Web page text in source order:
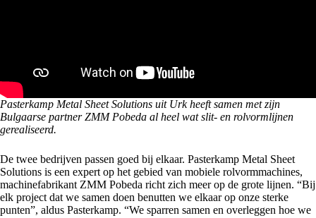
Pasterkamp Metal Sheet Solutions uit Urk heeft samen met zijn
Bulgaarse partnerZMM Pobeda al heel wat slit- en rolvormlijnen
gerealiseerd.
De twee bedrijven passen goed bij elkaar. Pasterkamp Metal Sheet
Solutions is een expert op het gebied van mobiele rolvormmachines,
machinefabrikant ZMM Pobeda richt zich meer op de grote lijnen. “Bij
elk project dat we samen doen benutten we elkaar op onze sterke
punten”, aldus Pasterkamp. “We sparren samen en overleggen hoe we